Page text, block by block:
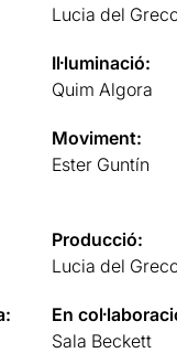
Lucia del
Il·luminació:
Quim Algora
Moviment:
Ester Guntín
Producció:
Lucia del
En
Sala Beckett